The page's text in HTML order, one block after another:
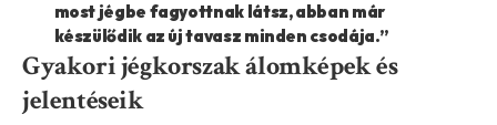
most jégbe fagyottnak látsz, abban már
készülődik az új tavasz minden csodája.”
Gyakori jégkorszak álomképek és
jelentéseik